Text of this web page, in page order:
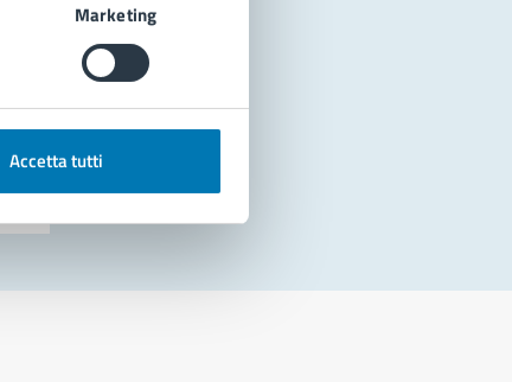
Marketing
Accetta tutti